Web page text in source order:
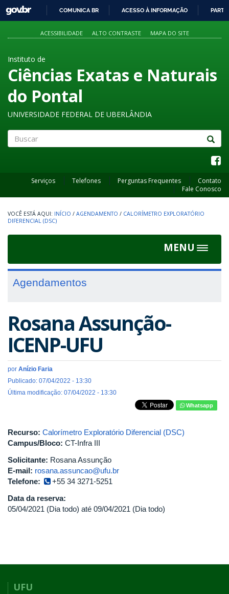
PARA
O
GOVBR
COMUNICA BR ACESSO À INFORMAÇÃO
ACESSIBILIDADE ALTO CONTRASTE MAPA DO SITE
Instituto de
Ciências Exatas e Naturais
do Pontal
UNIVERSIDADE FEDERAL DE UBERLÂNDIA
Serviços Telefones Perguntas Frequentes
Contato
Fale Conosco
INÍCIO / AGENDAMENTO / CALORÍMETRO EXPLORATÓRIO
DIFERENCIAL (DSC)
MENU
Toggle
Agendamentos
Rosana Assunção-
ICENP-UFU
por Anízio Faria
Publicado: 07/04/2022 - 13:30
Última modificação: 07/04/2022 - 13:30
Whatsapp
Recurso: Calorímetro Exploratório Diferencial (DSC)
Campus/Bloco: CT-Infra III
Solicitante: Rosana Assunção
E-mail: rosana.assuncao@ufu.br
Telefone:
+55 34 3271-5251
Data da reserva:
05/04/2021 (Dia todo) até 09/04/2021 (Dia todo)
UFU